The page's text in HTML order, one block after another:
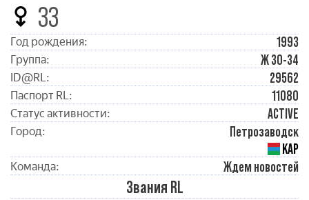
33
Год рождения: 1993
Группа: Ж 30-34
ID@RL: 29562
Паспорт RL: 11080
Статус активности: ACTIVE
Город:
Петрозаводск
КАР
Команда: Ждем новостей
Звания RL